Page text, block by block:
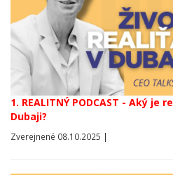
1. REALITNÝ PODCAST - Aký
Dubaji?
Zverejnené 08.10.2025 |